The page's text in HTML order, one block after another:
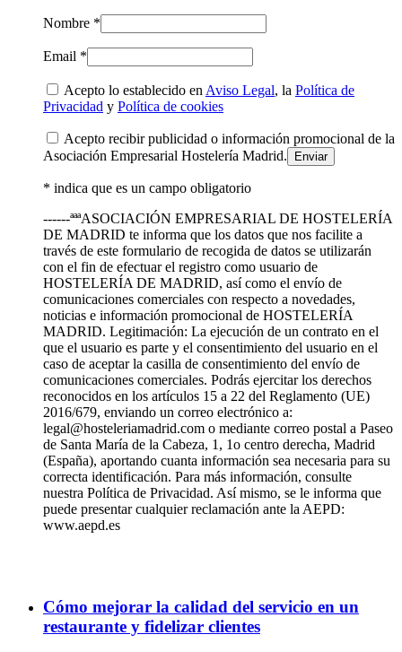
Nombre *
Email *
Acepto lo establecido en Aviso Legal, la Política de
Privacidad y Política de cookies
Acepto recibir publicidad o información promocional de la
Asociación Empresarial Hostelería Madrid.
* indica que es un campo obligatorio
------ªªªASOCIACIÓN EMPRESARIAL DE HOSTELERÍA
DE MADRID te informa que los datos que nos facilite a
través de este formulario de recogida de datos se utilizarán
con el fin de efectuar el registro como usuario de
HOSTELERÍA DE MADRID, así como el envío de
comunicaciones comerciales con respecto a novedades,
noticias e información promocional de HOSTELERÍA
MADRID. Legitimación: La ejecución de un contrato en el
que el usuario es parte y el consentimiento del usuario en el
caso de aceptar la casilla de consentimiento del envío de
comunicaciones comerciales. Podrás ejercitar los derechos
reconocidos en los artículos 15 a 22 del Reglamento (UE)
2016/679, enviando un correo electrónico a:
legal@hosteleriamadrid.com o mediante correo postal a Paseo
de Santa María de la Cabeza, 1, 1o centro derecha, Madrid
(España), aportando cuanta información sea necesaria para su
correcta identificación. Para más información, consulte
nuestra Política de Privacidad. Así mismo, se le informa que
puede presentar cualquier reclamación ante la AEPD:
www.aepd.es
Cómo mejorar la calidad del servicio en un
restaurante y fidelizar clientes